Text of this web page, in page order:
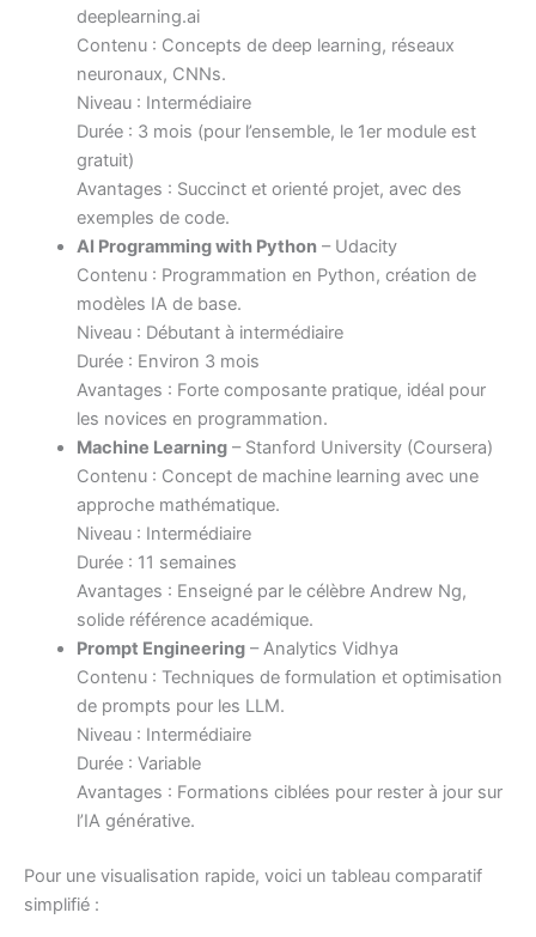
deeplearning.ai
Contenu : Concepts de deep learning, réseaux
neuronaux, CNNs.
Niveau : Intermédiaire
Durée : 3 mois (pour l’ensemble, le 1er module est
gratuit)
Avantages : Succinct et orienté projet, avec des
exemples de code.
AI Programming with Python– Udacity
Contenu : Programmation en Python, création de
modèles IA de base.
Niveau : Débutant à intermédiaire
Durée : Environ 3 mois
Avantages : Forte composante pratique, idéal pour
les novices en programmation.
Machine Learning– Stanford University (Coursera)
Contenu : Concept de machine learning avec une
approche mathématique.
Niveau : Intermédiaire
Durée : 11 semaines
Avantages : Enseigné par le célèbre Andrew Ng,
solide référence académique.
Prompt Engineering– Analytics Vidhya
Contenu : Techniques de formulation et optimisation
de prompts pour les LLM.
Niveau : Intermédiaire
Durée : Variable
Avantages : Formations ciblées pour rester à jour sur
l’IA générative.
Pour une visualisation rapide, voici un tableau comparatif
simplifié :